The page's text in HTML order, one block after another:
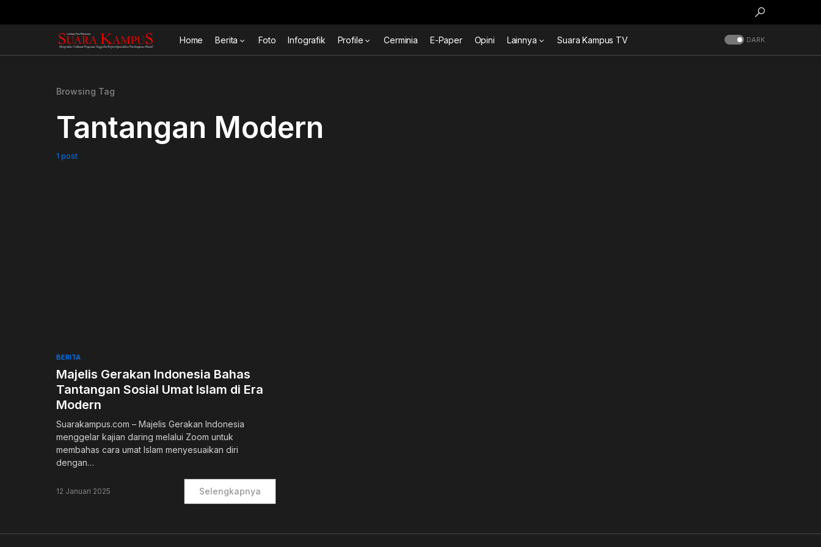
Home Berita Foto Infografik Profile Cerminia E-Paper Opini Lainnya Suara Kampus TV DARK
Browsing Tag
Tantangan Modern
1 post
BERITA
Majelis Gerakan Indonesia Bahas
Tantangan Sosial Umat Islam di Era
Modern
Suarakampus.com – Majelis Gerakan Indonesia
menggelar kajian daring melalui Zoom untuk
membahas cara umat Islam menyesuaikan diri
dengan…
12 Januari 2025 Selengkapnya